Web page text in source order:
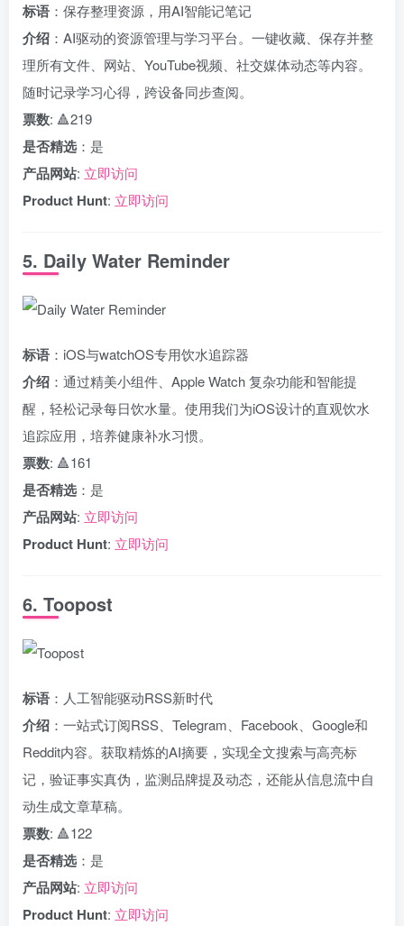
标语 ：保存整理资源，用AI智能记笔记
介绍 ：AI驱动的资源管理与学习平台。一键收藏、保存并整
理所有文件、网站、YouTube视频、社交媒体动态等内容。
随时记录学习心得，跨设备同步查阅。
票数: 🔺219
是否精选 ：是
产品网站: 立即访问
Product Hunt: 立即访问
5. Daily Water Reminder
标语 ：iOS与watchOS专用饮水追踪器
介绍 ：通过精美小组件、Apple Watch 复杂功能和智能提
醒，轻松记录每日饮水量。使用我们为iOS设计的直观饮水
追踪应用，培养健康补水习惯。
票数: 🔺161
是否精选 ：是
产品网站: 立即访问
Product Hunt: 立即访问
6. Toopost
标语 ：人工智能驱动RSS新时代
介绍 ：一站式订阅RSS、Telegram、Facebook、Google和
Reddit内容。获取精炼的AI摘要，实现全文搜索与高亮标
记，验证事实真伪，监测品牌提及动态，还能从信息流中自
动生成文章草稿。
票数: 🔺122
是否精选 ：是
产品网站: 立即访问
Product Hunt: 立即访问